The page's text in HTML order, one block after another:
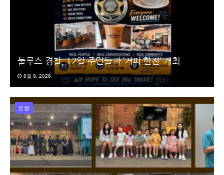
둘루스 경찰, 12일 주민들과 ‘커피 한잔’ 개최
8월 9, 2026
로컬